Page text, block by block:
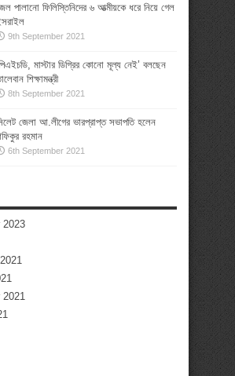
পালানো ফিলিস্তিনিদের ৬ আত্মীয়কে ধরে নিয়ে গেল
9th September 2021
মাস্টার ডিগ্রির কোনো মূল্য নেই’ বলছেন
শিক্ষামন্ত্রী
8th September 2021
জেলা আ.লীগের ভারপ্রাপ্ত সভাপতি হলেন
রহমান
6th September 2021
2023
2021